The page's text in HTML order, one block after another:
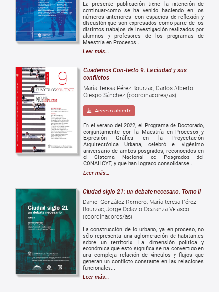
La presente publicación tiene la intención de
continuar-como se ha venido haciendo en los
números anteriores- con espacios de reflexión y
discusión que son expresados como parte de los
distintos trabajos de investigación realizados por
alumnos y profesores de los programas de
Maestría en Procesos...
Leer más…
Cuadernos Con-texto 9. La ciudad y sus
conflictos
María Teresa Pérez Bourzac, Carlos Alberto
Crespo Sánchez (coordinadores/as)
Acceso abierto
En el verano del 2022, el Programa de Doctorado,
conjuntamente con la Maestría en Procesos y
Expresión Gráfica en la Proyectación
Arquitectónica Urbana, celebró el vigésimo
aniversario de ambos posgrados, reconocidos en
el Sistema Nacional de Posgrados del
CONAHCYT, y que han logrado consolidarse...
Leer más…
Ciudad siglo 21: un debate necesario. Tomo II
Daniel González Romero, María teresa Pérez
Bourzac, Jorge Octavio Ocaranza Velasco
(coordinadores/as)
La construcción de lo urbano, ya en proceso, no
sólo representa una aglomeración de habitantes
sobre un territorio. La dimensión política y
económica que esto significa se ha convertido en
una compleja relación de vínculos y flujos que
generan un conflicto constante en las relaciones
funcionales...
Leer más…